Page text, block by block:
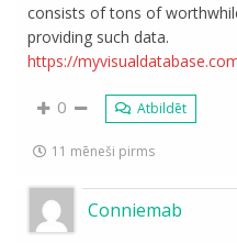
consists of tons of
providing such data.
https://
0 Atbildēt
11 mēneši pirms
Conniemab